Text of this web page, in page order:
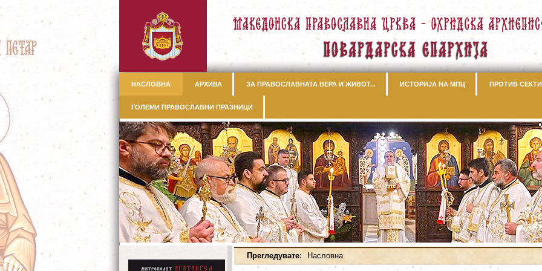
НАСЛОВНА АРХИВА ЗА ПРАВОСЛАВНАТА ВЕРА И ЖИВОТ... ИСТОРИЈА НА МПЦ ПРОТИВ
ГОЛЕМИ ПРАВОСЛАВНИ ПРАЗНИЦИ
Прегледувате: Насловна